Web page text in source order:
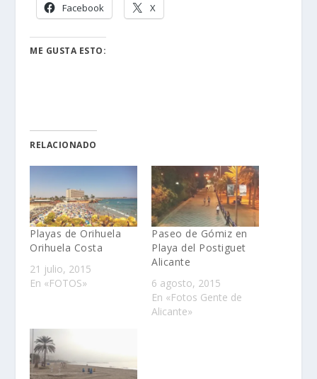
Facebook X
ME GUSTA ESTO:
RELACIONADO
Playas de Orihuela
Orihuela Costa
21 julio, 2015
En «FOTOS»
Paseo de Gómiz en
Playa del Postiguet
Alicante
6 agosto, 2015
En «Fotos Gente de
Alicante»